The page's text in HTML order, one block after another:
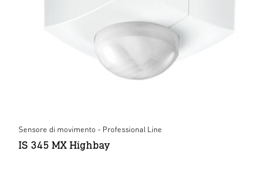
Sensore di movimento - Professional Line
IS 345 MX Highbay